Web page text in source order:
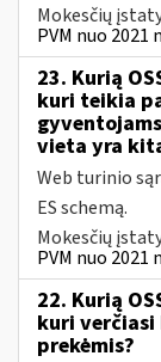
Mokesčių
PVM nuo 2021
23. Kurią
kuri teikia
vieta yra
Web turinio
ES schemą.
Mokesčių
PVM nuo 2021
22. Kurią
kuri verčiasi
prekėmis?